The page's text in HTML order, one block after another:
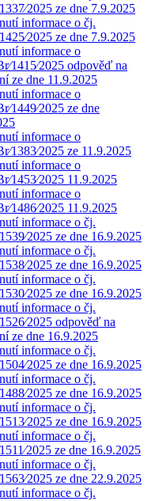
ze dne 7.9.2025
informace o čj.
ze dne 7.9.2025
informace o
odpověď na
ze dne 11.9.2025
informace o
ze dne
informace o
ze 11.9.2025
informace o
11.9.2025
informace o
11.9.2025
informace o čj.
ze dne 16.9.2025
informace o čj.
ze dne 16.9.2025
informace o čj.
ze dne 16.9.2025
informace o čj.
odpověď na
ze dne 16.9.2025
informace o čj.
ze dne 16.9.2025
informace o čj.
ze dne 16.9.2025
informace o čj.
ze dne 16.9.2025
informace o čj.
ze dne 16.9.2025
informace o čj.
ze dne 22.9.2025
informace o čj.